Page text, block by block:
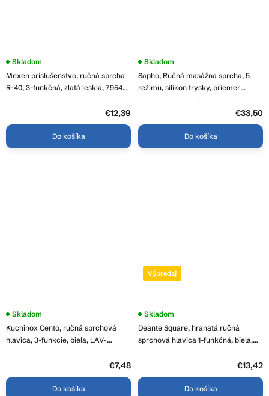
Mexen príslušenstvo, ručná sprcha
R-40, 3-funkčná, zlatá lesklá, 79540-
Skladom
€12,39
Do košíka
Sapho, Ručná masážna sprcha, 5
režimu, silikon trysky, priemer
120mm, ABS/meď mat, SK879PG
Skladom
€33,50
Do košíka
Kuchinox Cento, ručná sprchová
hlavica, 3-funkcie, biela, LAV-
Skladom
€7,48
Do košíka
Výpredaj
Deante Square, hranatá ručná
sprchová hlavica 1-funkčná, biela,
Skladom
€13,42
Do košíka